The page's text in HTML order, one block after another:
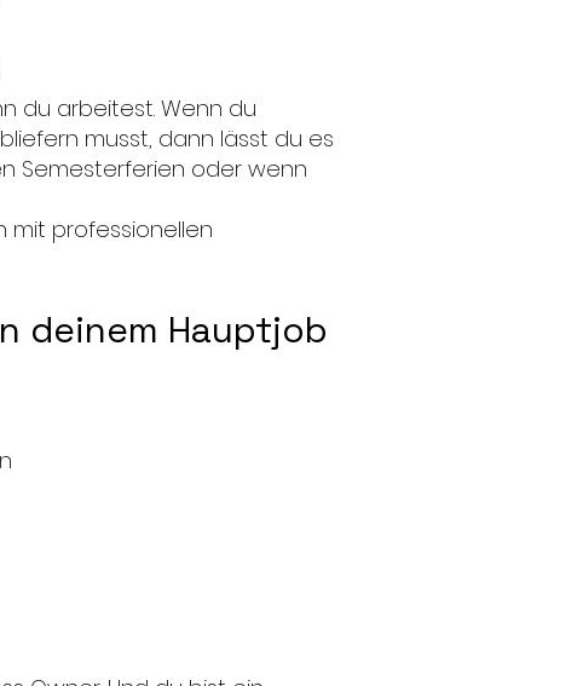
du arbeitest. Wenn du
musst, dann lässt du es
Semesterferien oder wenn
mit professionellen
deinem Hauptjob